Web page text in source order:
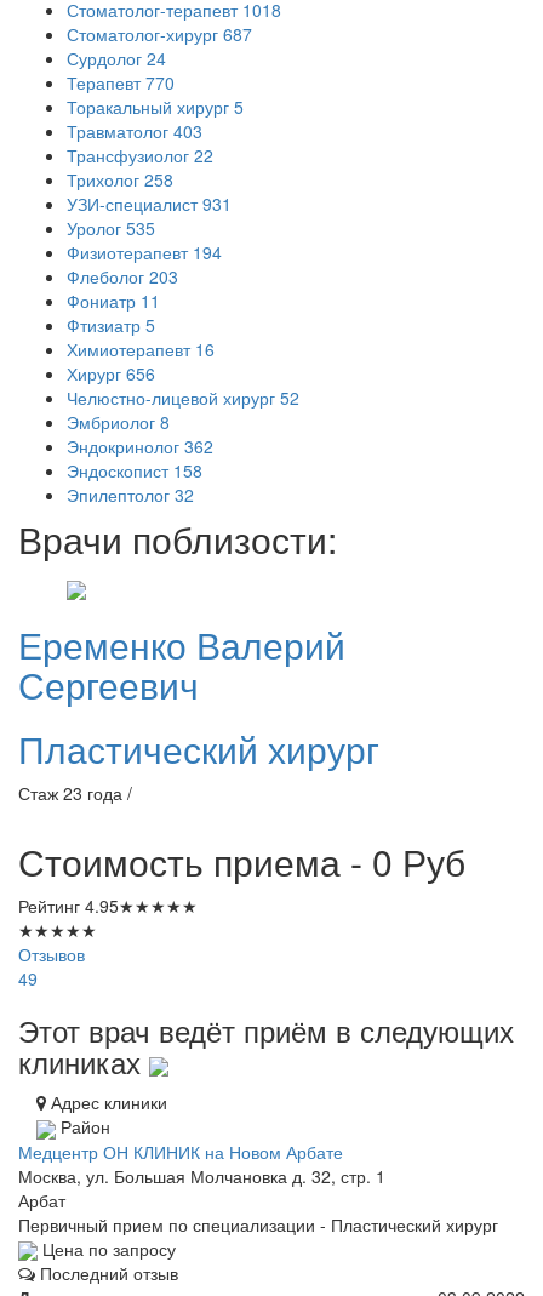
Стоматолог-терапевт 1018
Стоматолог-хирург 687
Сурдолог 24
Терапевт 770
Торакальный хирург 5
Травматолог 403
Трансфузиолог 22
Трихолог 258
УЗИ-специалист 931
Уролог 535
Физиотерапевт 194
Флеболог 203
Фониатр 11
Фтизиатр 5
Химиотерапевт 16
Хирург 656
Челюстно-лицевой хирург 52
Эмбриолог 8
Эндокринолог 362
Эндоскопист 158
Эпилептолог 32
Врачи поблизости:
Еременко Валерий
Сергеевич
Пластический хирург
Стаж 23 года /
Стоимость приема - 0 Руб
Рейтинг 4.95★★★★★
★★★★★
Отзывов
49
Этот врач ведёт приём в следующих
клиниках
Адрес клиники
Район
Медцентр ОН КЛИНИК на Новом Арбате
Москва, ул. Большая Молчановка д. 32, стр. 1
Арбат
Первичный прием по специализации - Пластический хирург
Цена по запросу
Последний отзыв